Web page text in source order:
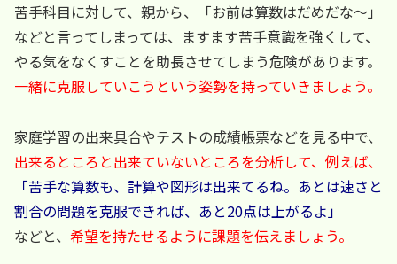
苦手科目に対して、親から、「お前は算数はだめだな～」
などと言ってしまっては、ますます苦手意識を強くして、
やる気をなくすことを助長させてしまう危険があります。
一緒に克服していこうという姿勢を持っていきましょう。
家庭学習の出来具合やテストの成績帳票などを見る中で、
出来るところと出来ていないところを分析して、例えば、
「苦手な算数も、計算や図形は出来てるね。あとは速さと
割合の問題を克服できれば、あと20点は上がるよ」
などと、 希望を持たせるように課題を伝えましょう。